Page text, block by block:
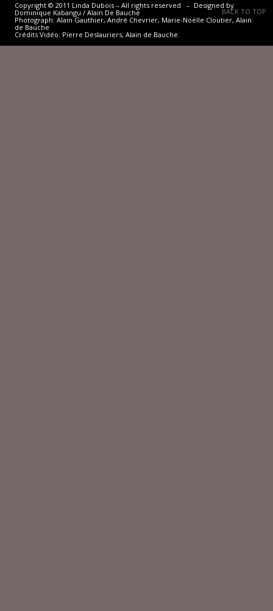
Copyright © 2011 Linda Dubois – All rights reserved – Designed by
Dominique Kabangu / Alain De Bauche
Photograph: Alain Gauthier, André Chevrier, Marie-Noëlle Cloutier, Alain
de Bauche
Crédits Vidéo: Pierre Deslauriers, Alain de Bauche.
BACK TO TOP